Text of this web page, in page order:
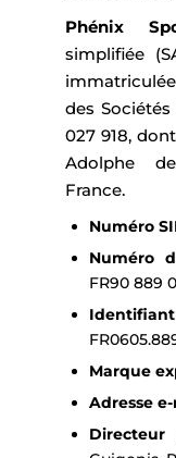
Phénix
simplifiée
des
027 918,
Adolphe
France.
Numéro
Numéro
FR90 889
Marque
Adresse